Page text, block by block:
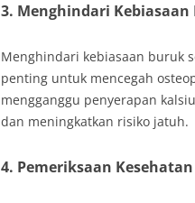
3. Menghindari
Menghindari kebiasaan buruk
penting untuk mencegah
mengganggu penyerapan
dan meningkatkan risiko jatuh.
4. Pemeriksaan